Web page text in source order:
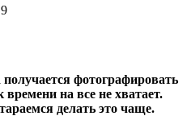
фотографировать
на все не хватает.
делать это чаще.